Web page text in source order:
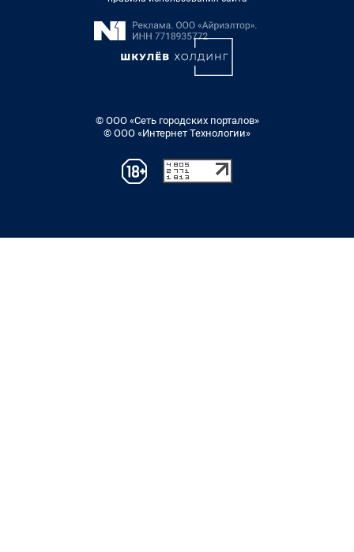
© ООО «Сеть городских порталов»
© ООО «Интернет Технологии»